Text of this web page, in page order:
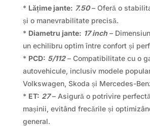
* Lățime jante: 7.50– Oferă o
și o manevrabilitate precisă.
* Diametru jante: 17 inch–
un echilibru optim între confort și
* PCD: 5/112– Compatibilitate cu o
autovehicule, inclusiv modele
Volkswagen, Skoda și Mercedes-
* ET: 27– Asigură o potrivire
mașinii, evitând frecările și
general.